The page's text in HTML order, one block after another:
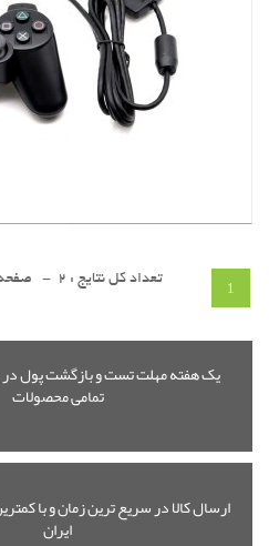
مشاهده
1 تعداد کل نتایج : 2 - صفحه 1 از 1
یک هفته مهلت تست و بازگشت پول
تمامی محصولات
ارسال کالا در سریع ترین زمان و با
ایران